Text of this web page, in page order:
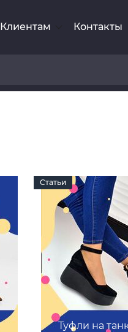
Клиентам Контакты
Статьи
Туфли на